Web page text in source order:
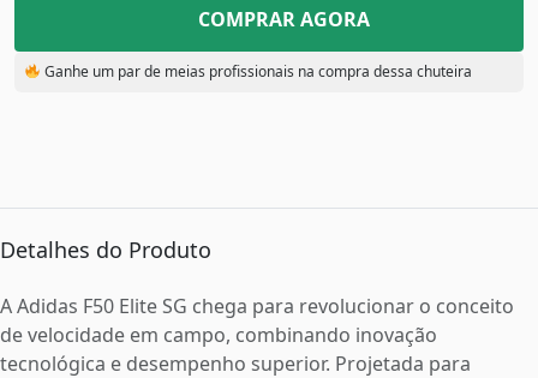
COMPRAR AGORA
Ganhe um par de meias profissionais na compra dessa chuteira
Detalhes do Produto
A Adidas F50 Elite SG chega para revolucionar o conceito
de velocidade em campo, combinando inovação
tecnológica e desempenho superior. Projetada para